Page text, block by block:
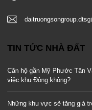
TIN TỨC NHÀ ĐẤT
Căn hộ gần Mỹ Phước Tân
việc khu Đông không?
Những khu vực sẽ tăng giá